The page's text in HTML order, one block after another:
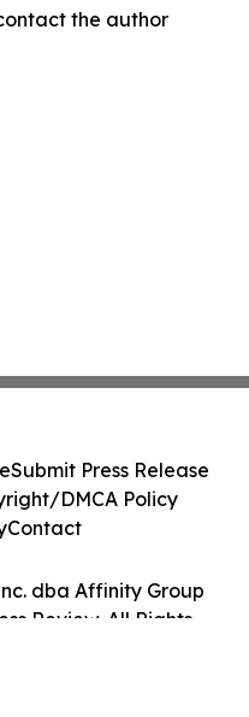
the author
dba Affinity Group
Review. All Rights
Submit Press Release
DMCA Policy
Contact